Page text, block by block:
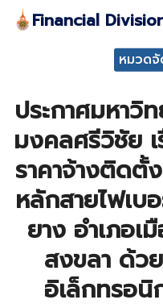
Skip Financial
หมวด
ประกาศมหาวิ
มงคลศรีวิชัย
ราคาจ้างติดตั้
หลักสายไฟเ
ยาง อำเภอ
สงขลา ด้ว
อิเล็กทรอ